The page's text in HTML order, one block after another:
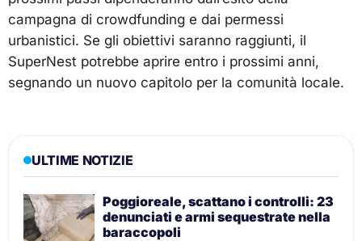
campagna di crowdfunding e dai permessi
urbanistici. Se gli obiettivi saranno raggiunti, il
SuperNest potrebbe aprire entro i prossimi anni,
segnando un nuovo capitolo per la comunità locale.
ULTIME NOTIZIE
Poggioreale, scattano i controlli: 23
denunciati e armi sequestrate nella
baraccopoli